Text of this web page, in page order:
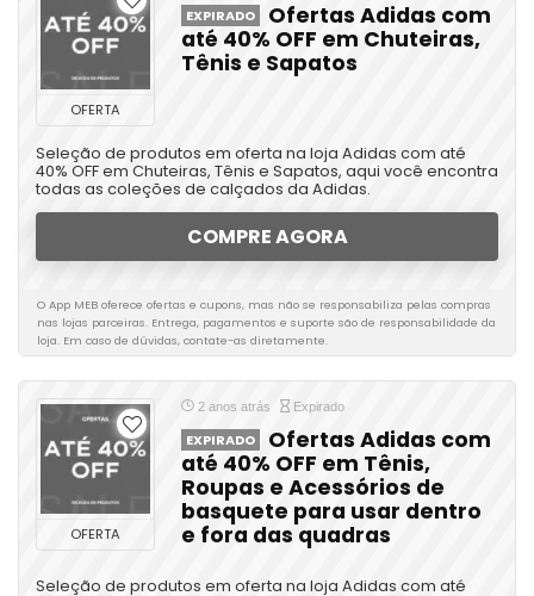
OFERTA
EXPIRADO
Ofertas Adidas com
até 40% OFF em Chuteiras,
Tênis e Sapatos
Seleção de produtos em oferta na loja Adidas com até
40% OFF em Chuteiras, Tênis e Sapatos, aqui você encontra
todas as coleções de calçados da Adidas.
COMPRE AGORA
O App MEB oferece ofertas e cupons, mas não se responsabiliza pelas compras
nas lojas parceiras. Entrega, pagamentos e suporte são de responsabilidade da
loja. Em caso de dúvidas, contate-as diretamente.
OFERTA
2 anos atrás Expirado
EXPIRADO
Ofertas Adidas com
até 40% OFF em Tênis,
Roupas e Acessórios de
basquete para usar dentro
e fora das quadras
Seleção de produtos em oferta na loja Adidas com até